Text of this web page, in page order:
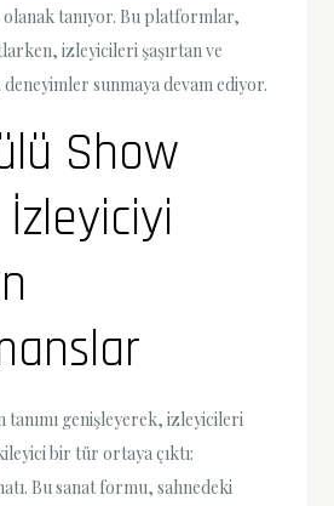
tanıyor. Bu platformlar,
izleyicileri şaşırtan ve
sunmaya devam ediyor.
Show
tanımı genişleyerek, izleyicileri
bir tür ortaya çıktı:
Bu sanat formu, sahnedeki